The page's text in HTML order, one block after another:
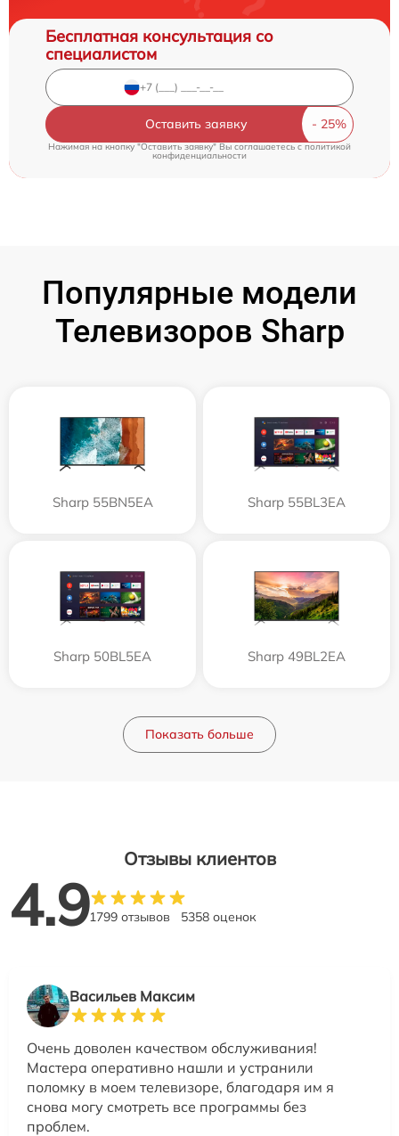
Бесплатная консультация со
специалистом
Оставить заявку
Нажимая на кнопку "Оставить заявку" Вы соглашаетесь cполитикой
конфиденциальности
Популярные модели
Телевизоров Sharp
Sharp 55BN5EA Sharp 55BL3EA
Sharp 50BL5EA Sharp 49BL2EA
Показать больше
Отзывы клиентов
4.91799 отзывов 5358 оценок
Васильев Максим
Очень доволен качеством обслуживания!
Мастера оперативно нашли и устранили
поломку в моем телевизоре, благодаря им я
снова могу смотреть все программы без
проблем.